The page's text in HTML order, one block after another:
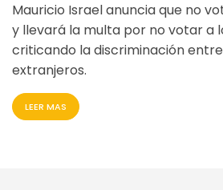
Mauricio Israel anuncia que no
y llevará la multa por no votar a
criticando la discriminación
extranjeros.
LEER MAS